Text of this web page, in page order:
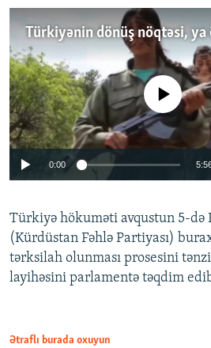
Auto 240p 360p
720p 1080p
No media source
0:00
Türkiyə hökuməti avqustun 5-də
(Kürdüstan Fəhlə Partiyası)
tərksilah olunması prosesini
layihəsini parlamentə təqdim
Ətraflı burada oxuyun